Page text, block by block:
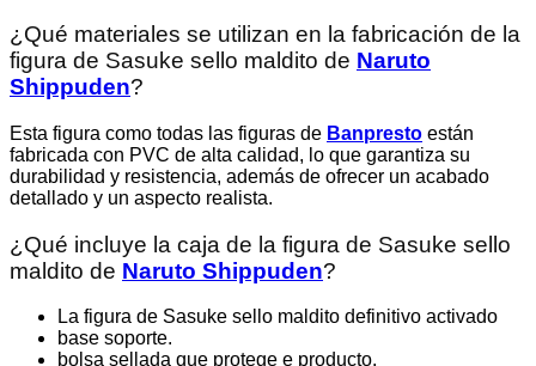
¿Qué materiales se utilizan en la fabricación de la
figura de Sasuke sello maldito de Naruto
Shippuden?
Esta figura como todas las figuras de Banpresto están
fabricada con PVC de alta calidad, lo que garantiza su
durabilidad y resistencia, además de ofrecer un acabado
detallado y un aspecto realista.
¿Qué incluye la caja de la figura de Sasuke sello
maldito de Naruto Shippuden?
La figura de Sasuke sello maldito definitivo activado
base soporte.
bolsa sellada que protege e producto.